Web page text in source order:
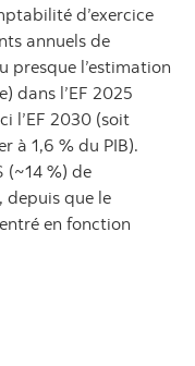
d’exercice
annuels de
presque l’estimation
dans l’EF 2025
l’EF 2030 (soit
à 1,6 % du PIB).
(~14 %) de
depuis que le
en fonction